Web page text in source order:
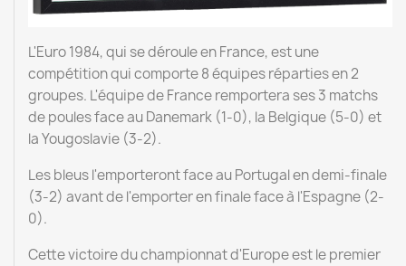
L'Euro 1984, qui se déroule en France, est une
compétition qui comporte 8 équipes réparties en 2
groupes. L'équipe de France remportera ses 3 matchs
de poules face au Danemark (1-0), la Belgique (5-0) et
la Yougoslavie (3-2).
Les bleus l'emporteront face au Portugal en demi-finale
(3-2) avant de l'emporter en finale face à l'Espagne (2-
0).
Cette victoire du championnat d'Europe est le premier